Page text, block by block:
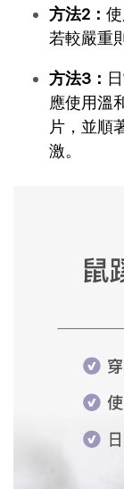
方法2：
若較嚴重
方法3：
應使用溫
片，並順
激。